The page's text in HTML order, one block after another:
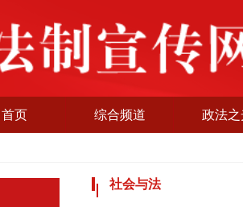
首页 综合频道 政法之
社会与法